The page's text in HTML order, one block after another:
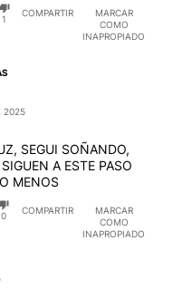
1
COMPARTIR
MARCAR
COMO
INAPROPIADO
2025
SEGUI SOÑANDO,
A ESTE PASO
MENOS
0
COMPARTIR
MARCAR
COMO
INAPROPIADO